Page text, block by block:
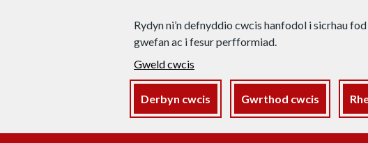
Rydyn ni’n defnyddio cwcis hanfodol i sicrhau
gwefan ac i fesur perfformiad.
Gweld cwcis
Derbyn cwcis Gwrthod cwcis